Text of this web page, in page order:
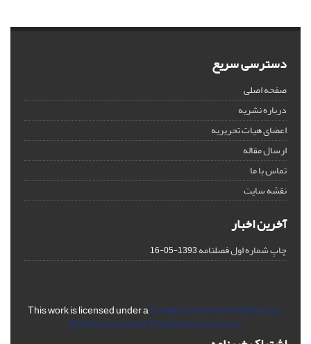
دسترسی سریع
صفحه اصلی
درباره نشریه
اعضای هیات تحریریه
ارسال مقاله
تماس با ما
نقشه سایت
آخرین اخبار
چاپ شماره اول فصلنامه1393-05-16
This work is licensed under aCreative Commons Attribution-
NonCommercial 4.0 International Licens